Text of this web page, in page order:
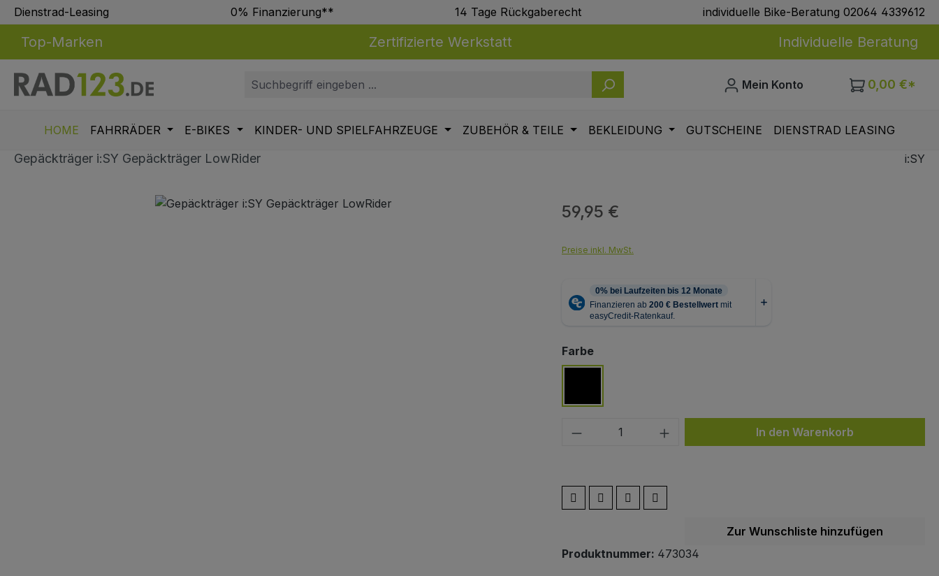
Hauptinhalt springen
Zur Suche springen
Zur Hauptnavigation springen
Dienstrad-Leasing 0% Finanzierung** 14 Tage Rückgaberecht individuelle Bike-Beratung 02064 4339612
Top-Marken Zertifizierte Werkstatt Individuelle Beratung
Mein Konto 0,00 €*
HOME FAHRRÄDER E-BIKES KINDER- UND SPIELFAHRZEUGE ZUBEHÖR & TEILE BEKLEIDUNG GUTSCHEINE DIENSTRAD LEASING
Gepäckträger i:SY Gepäckträger LowRider i:SY
Regulärer Preis:
59,95 €
Preise inkl. MwSt.
Farbeauswählen
Produkt Anzahl: Gib den gewünschten Wert
In den Warenkorb
Zur Wunschliste hinzufügen
Produktnummer: 473034